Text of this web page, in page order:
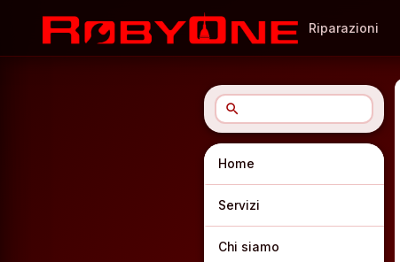
Riparazioni
search
Home
Servizi
Chi siamo